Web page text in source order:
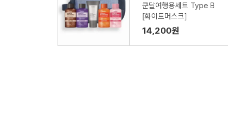
쿤달여행용세트 Type B
[화이트머스크]
14,200원